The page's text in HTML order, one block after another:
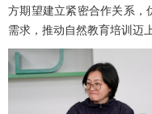
方期望建立紧密合作关系，
需求，推动自然教育培训迈